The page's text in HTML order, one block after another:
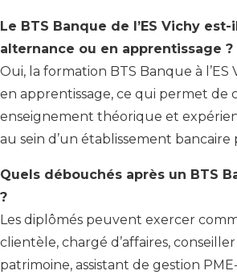
Le BTS Banque de l’ES Vichy
alternance ou en apprentissage ?
Oui, la formation BTS Banque à l’ES
en apprentissage, ce qui permet de
enseignement théorique et
au sein d’un établissement bancaire
Quels débouchés après un BTS
?
Les diplômés peuvent exercer
clientèle, chargé d’affaires,
patrimoine, assistant de gestion